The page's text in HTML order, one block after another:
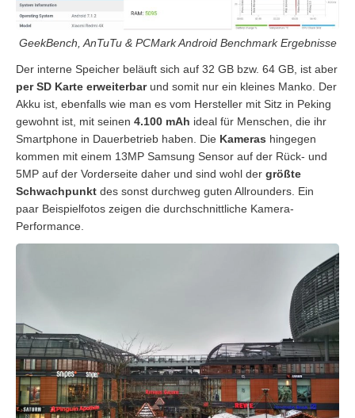
GeekBench, AnTuTu & PCMark Android Benchmark Ergebnisse
Der interne Speicher beläuft sich auf 32 GB bzw. 64 GB, ist aber
per SD Karte erweiterbarund somit nur ein kleines Manko. Der
Akku ist, ebenfalls wie man es vom Hersteller mit Sitz in Peking
gewohnt ist, mit seinen 4.100 mAh ideal für Menschen, die ihr
Smartphone in Dauerbetrieb haben. Die Kameras hingegen
kommen mit einem 13MP Samsung Sensor auf der Rück- und
5MP auf der Vorderseite daher und sind wohl der größte
Schwachpunkt des sonst durchweg guten Allrounders. Ein
paar Beispielfotos zeigen die durchschnittliche Kamera-
Performance.